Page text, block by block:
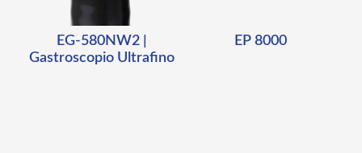
EG-580NW2 |
Gastroscopio Ultrafino
EP 8000